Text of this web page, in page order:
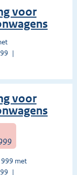
voor
voor
met